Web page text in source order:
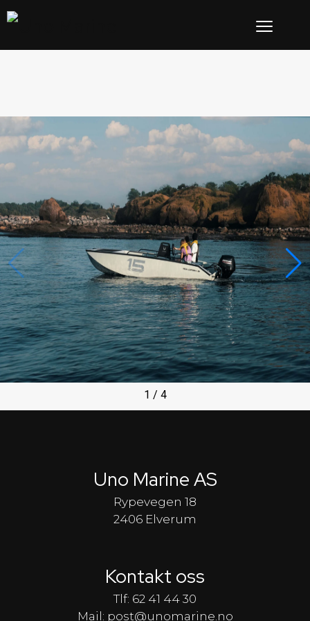
Lynx 15
1 / 4
Uno Marine AS
Rypevegen 18
2406 Elverum
Kontakt oss
Tlf: 62 41 44 30
Mail: post@unomarine.no